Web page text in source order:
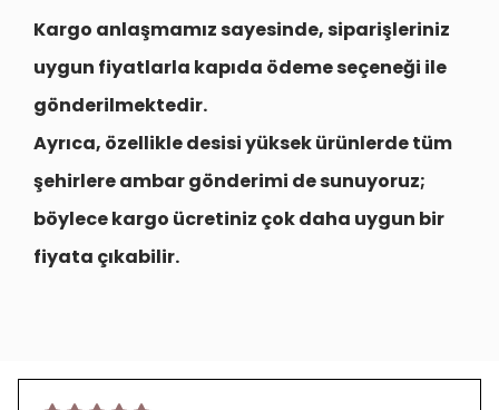
Kargo anlaşmamız sayesinde, siparişleriniz
uygun fiyatlarla kapıda ödeme seçeneği ile
gönderilmektedir.
Ayrıca, özellikle desisi yüksek ürünlerde tüm
şehirlereambar gönderimi de sunuyoruz;
böylece kargo ücretiniz çok daha uygun bir
fiyata çıkabilir.